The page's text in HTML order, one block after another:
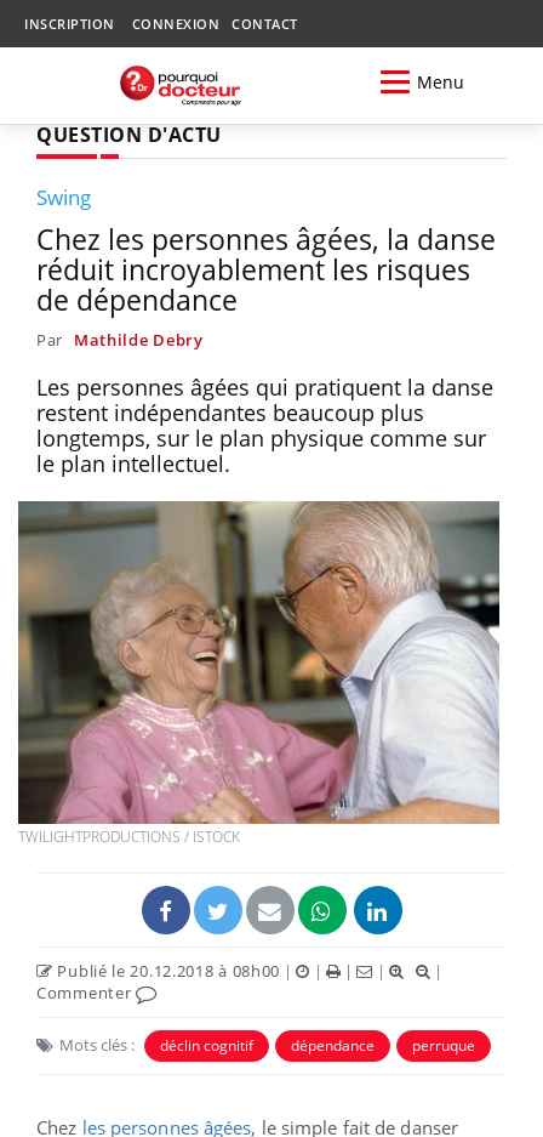
INSCRIPTION CONNEXION CONTACT
Menu
QUESTION D'ACTU
Swing
Chez les personnes âgées, la danse
réduit incroyablement les risques
de dépendance
Par Mathilde Debry
Les personnes âgées qui pratiquent la danse
restent indépendantes beaucoup plus
longtemps, sur le plan physique comme sur
le plan intellectuel.
TWILIGHTPRODUCTIONS / ISTOCK
Publié le 20.12.2018 à 08h00 | | | |
|
Commenter
Mots clés : déclin cognitif dépendance perruque
Chez les personnes âgées, le simple fait de danser